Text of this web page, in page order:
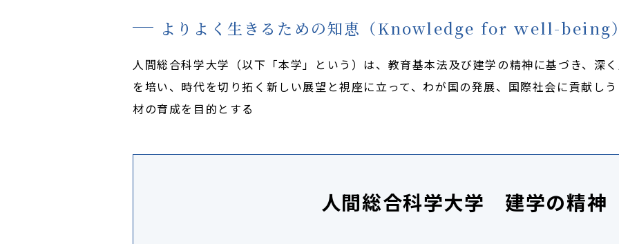
よりよく生きるための知恵（Knowledge for ｗell-being
人間総合科学大学（以下「本学」という）は、教育基本法及び建学の精神に基づき、深
を培い、時代を切り拓く新しい展望と視座に立って、わが国の発展、国際社会に貢献し
材の育成を目的とする
人間総合科学大学 建学の精神